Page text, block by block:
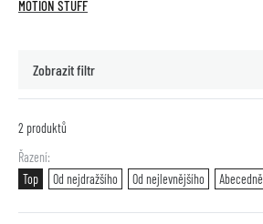
MOTION STUFF
Zobrazit filtr
2 produktů
Řazení
Top
Od nejdražšího Od nejlevnějšího Abecedně